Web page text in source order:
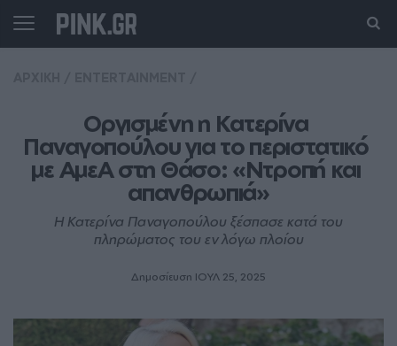
Οργισμένη η Κατερίνα
Παναγοπούλου για το περιστατικό
με ΑμεΑ στη Θάσο: «Ντροπή και
απανθρωπιά»
Η Κατερίνα Παναγοπούλου ξέσπασε κατά του
πληρώματος του εν λόγω πλοίου
Δημοσίευση ΙΟΥΛ 25, 2025